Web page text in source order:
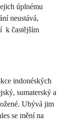
úplnému
neustává,
k častějším
indonéských
sumaterský a
Ubývá jim
se mění na